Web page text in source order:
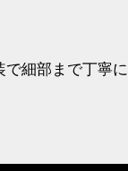
で細部まで丁寧に